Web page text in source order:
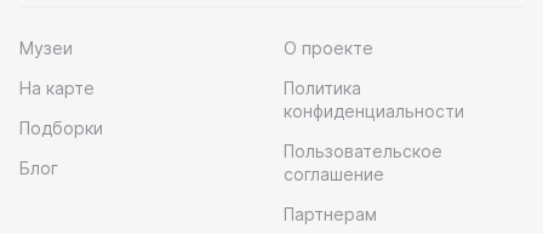
Музеи
На карте
Подборки
Блог
О проекте
Политика
конфиденциальности
Пользовательское
соглашение
Партнерам